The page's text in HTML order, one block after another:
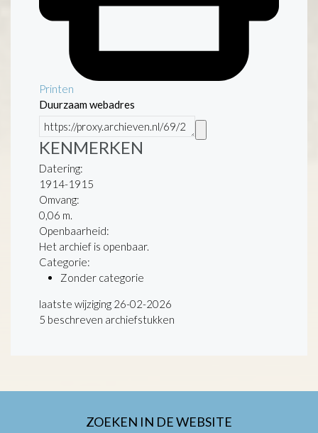
Printen
Duurzaam webadres
KENMERKEN
Datering:
1914-1915
Omvang:
0,06 m.
Openbaarheid:
Het archief is openbaar.
Categorie:
Zonder categorie
laatste wijziging 26-02-2026
5 beschreven archiefstukken
ZOEKEN IN DE WEBSITE